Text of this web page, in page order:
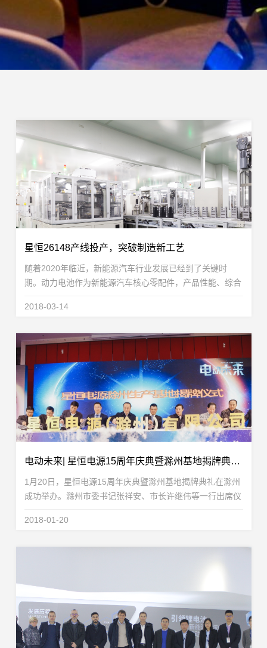
星恒26148产线投产，突破制造新工艺
随着2020年临近，新能源汽车行业发展已经到了关键时
期。动力电池作为新能源汽车核心零配件，产品性能、综合
星恒电源基于15年的技术、工艺和制造经验积累，在...
2018-03-14
电动未来| 星恒电源15周年庆典暨滁州基地揭牌典礼隆重举办！
1月20日，星恒电源15周年庆典暨滁州基地揭牌典礼在滁州
成功举办。滁州市委书记张祥安、市长许继伟等一行出席仪
会等100多位嘉宾参加了此次活动。星恒电源成立15...
2018-01-20